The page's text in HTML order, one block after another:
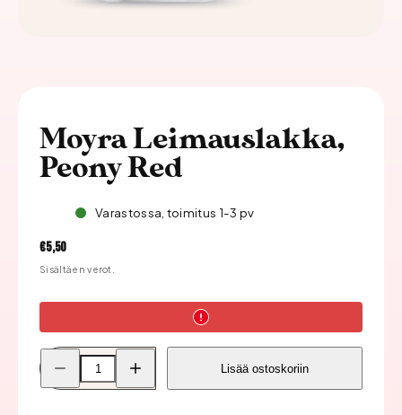
Moyra Leimauslakka,
Peony Red
Varastossa, toimitus 1-3 pv
Hinta
€5,50
Sisältäen verot.
Pienennä
Moyra
Leimauslakka,
Moyra
Leimauslakka,
Lisää ostoskoriin